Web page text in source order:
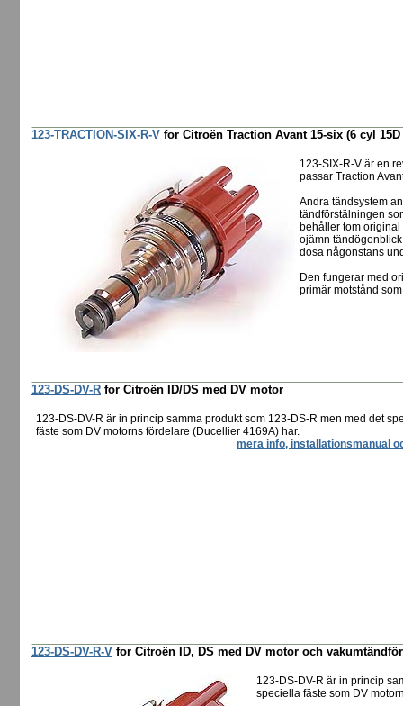
123-TRACTION-SIX-R-V for Citroën Traction Avant 15-six (6 cyl
123-SIX-R-V är en
passar Traction
Andra tändsystem
tändförstälningen
behåller tom original
ojämn
dosa någonstans
Den fungerar med
primär motstånd
123-DS-DV-R for Citroën ID/DS med DV motor
123-DS-DV-R är in princip samma produkt som 123-DS-R men med det
fäste som DV motorns fördelare (Ducellier 4169A) har.
mera info, installationsmanual
123-DS-DV-R-V for Citroën ID, DS med DV motor och
123-DS-DV-R är in princip
speciella fäste som DV